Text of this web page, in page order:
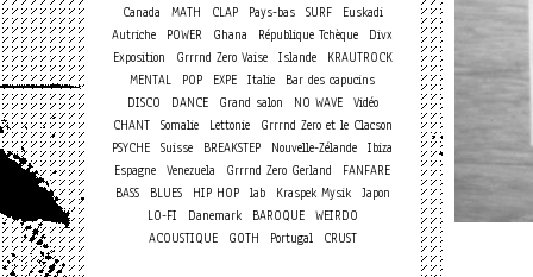
Canada
MATH CLAP Pays-bas SURF
Euskadi
Autriche
POWER Ghana République Tchèque
Divx
Exposition
Grrrnd Zero Vaise Islande
KRAUTROCK
MENTAL
POP EXPE Italie
Bar des capucins
DISCO
DANCE Grand salon NO WAVE
Vidéo
CHANT
Somalie Lettonie
Grrrnd Zero et le Clacson
PSYCHE Suisse BREAKSTEP Nouvelle-Zélande Ibiza
Espagne Venezuela Grrrnd Zero Gerland
FANFARE
BASS
BLUES HIP HOP lab Kraspek Mysik
Japon
LO-FI
Danemark BAROQUE
WEIRDO
ACOUSTIQUE
GOTH Portugal CRUST